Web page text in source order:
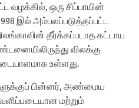
ஒரு சிப்பாயின்
இல் அம்பலப்படுத்தப்பட்ட
தீர்க்கப்படாத கட்டாய
விலக்கு
உள்ளது.
பின்னர், அண்மைய
மற்றும்